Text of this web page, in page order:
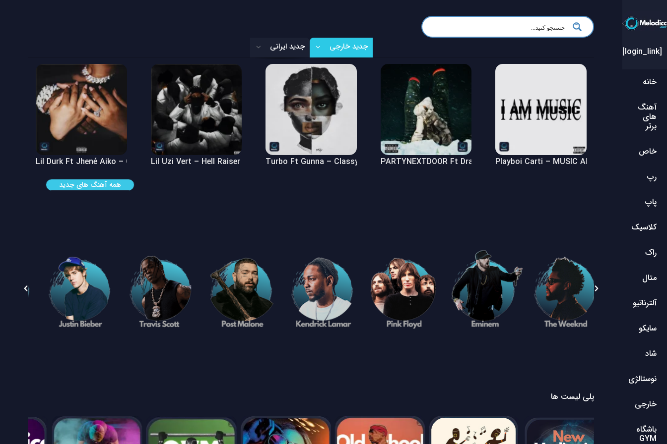
[login_link]
خانه
آهنگ
های
برتر
خاص
رپ
پاپ
کلاسیک
راک
متال
آلترناتیو
سایکو
شاد
نوستالژی
خارجی
باشگاه
GYM
جدید خارجی جدید ایرانی
Playboi Carti – MUSIC Album
PARTYNEXTDOOR Ft Drake – $ome $exy $ongs 4 U Album
Turbo Ft Gunna – Classy Girl
Lil Uzi Vert – Hell Raiser (Freestyle)
Lil Durk Ft Jhené Aiko – Can’t Hide It
همه آهنگ های جدید
پلی لیست ها